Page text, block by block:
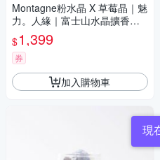
Montagne粉水晶 X 草莓晶｜魅
力。人緣｜富士山水晶擴香組
精油可選
$1,399
券
加入購物車
現